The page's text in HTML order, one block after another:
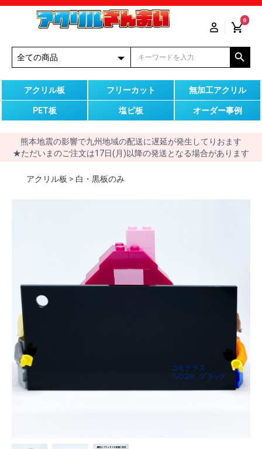
0
アクリル板 フリーカット 無加工アクリル
PET板 塩ビ板 オーダー事例
熊本地震の影響で九州地域の配送に遅延が発生してりおます
★ただいまのご注文は17日(月)以降の発送となる場合があります
アクリル板 > 白・黒板のみ